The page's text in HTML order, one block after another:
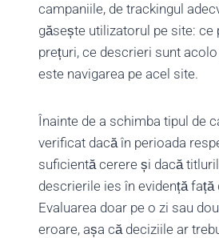
campaniile, de trackingul
găsește utilizatorul pe site: ce
prețuri, ce descrieri sunt
este navigarea pe acel site.
Înainte de a schimba tipul de
verificat dacă în perioada
suficientă cerere și dacă
descrierile ies în evidență față
Evaluarea doar pe o zi sau
eroare, așa că deciziile ar